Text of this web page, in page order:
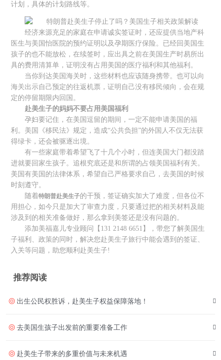
计划，具体的计划路线等。
经济来源充足的家庭在申请诚实签证时，还应提供当地产科
医生与美国怡医院的预约证明以及孕期医疗保险。已经回美国生
孩子的也不能放松，在续签时，应出具之前在美国生产时易所出
具的费用清算单，证明没有占用美国的医疗福利和其他福利。
当你到达美国海关时，这些材料也应该随身携带。也可以向
海关出示自己预定的往返机票，证明自己没有移民倾向，会在规
定的停留期限内回国。
赴美生子的妈妈不要占用美国福利
孕妇要记住，在美国逗留的期间，一定不能申请美国的福
利。美国《移民法》规定，造成“公共负担”的外国人不仅无法获
得绿卡，还会被驱逐出境。
有一些家庭带着希望飞了十几个小时，但连美国大门都没踏
进就要回家生孩子。追根究底还是和所谓的占领美国福利有关。
美国有美国的法律体系，希望自己严格要求自己，去美国的时候
时刻遵守。
随着特朗普赴美生子的干预，签证确实加大了难度，但各位不
用担心，如今只是加大了审查力度，只要通过把的相关材料及能
涉及到的相关准备做好，那么拿到美签还是没有问题的。
添加美福嘉儿专业顾问【131 2148 6651】，带您了解美国生
子福利、政策的同时，解决您赴美生子旅行中能会遇到的签证、
入关等问题，助您顺利赴美生子!
推荐阅读
出生公民权胜诉，赴美生子权益保障落地！
去美国生孩子出发前的重要准备工作
赴美生子带来的多重价值与未来机遇